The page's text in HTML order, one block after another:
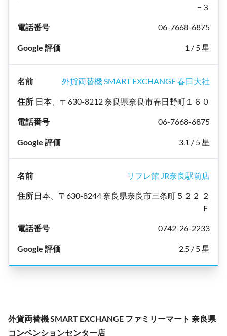
−３
06-7668-6875
1 / 5 星
外貨両替機 SMART EXCHANGE 春日大社
日本、〒630-8212 奈良県奈良市春日野町１６０
06-7668-6875
3.1 / 5 星
リフレ館 JR奈良駅前店
日本、〒630-8244 奈良県奈良市三条町５２２ ２
Ｆ
0742-26-2233
2.5 / 5 星
外貨両替機 SMART EXCHANGE ファミリーマート 奈良県
コンベンションセンター店